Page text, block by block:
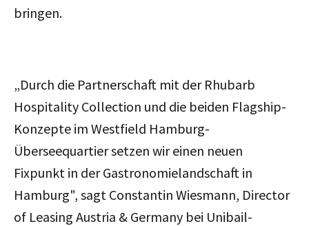
bringen.
„Durch die Partnerschaft mit der Rhubarb
Hospitality Collection und die beiden Flagship-
Konzepte im Westfield Hamburg-
Überseequartier setzen wir einen neuen
Fixpunkt in der Gastronomielandschaft in
Hamburg", sagt Constantin Wiesmann, Director
of Leasing Austria & Germany bei Unibail-